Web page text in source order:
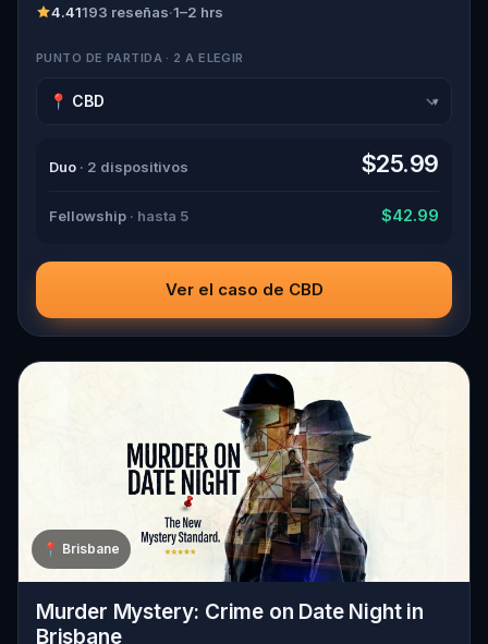
Walter, the obsessed boyfriend? Percy, the ghost tour
suspects, and expose the real murderer before they strike
down all the crucial evidence.
4.41193 reseñas·1–2 hrs
PUNTO DE PARTIDA · 2 A ELEGIR
▾
Duo · 2 dispositivos $25.99
Fellowship · hasta 5 $42.99
Ver el caso de CBD
📍 Brisbane
Murder Mystery: Crime on Date Night in
Brisbane